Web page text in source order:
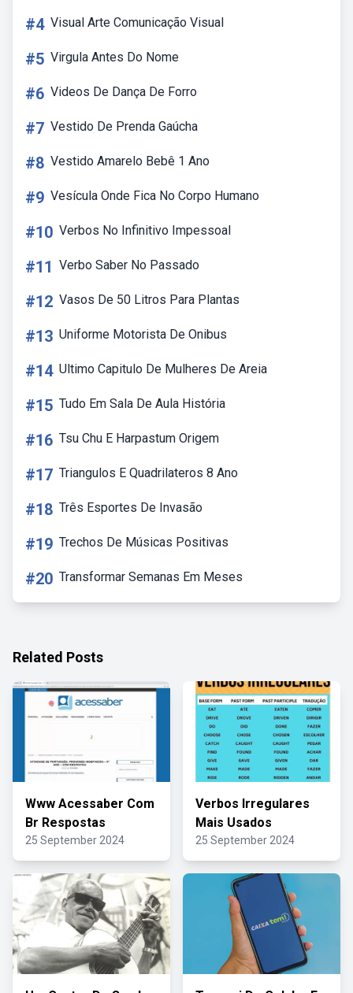
#4 Visual Arte Comunicação Visual
#5 Virgula Antes Do Nome
#6 Videos De Dança De Forro
#7 Vestido De Prenda Gaúcha
#8 Vestido Amarelo Bebê 1 Ano
#9 Vesícula Onde Fica No Corpo Humano
#10 Verbos No Infinitivo Impessoal
#11 Verbo Saber No Passado
#12 Vasos De 50 Litros Para Plantas
#13 Uniforme Motorista De Onibus
#14 Ultimo Capitulo De Mulheres De Areia
#15 Tudo Em Sala De Aula História
#16 Tsu Chu E Harpastum Origem
#17 Triangulos E Quadrilateros 8 Ano
#18 Três Esportes De Invasão
#19 Trechos De Músicas Positivas
#20 Transformar Semanas Em Meses
Related Posts
Www Acessaber Com
Br Respostas
25 September 2024
Verbos Irregulares
Mais Usados
25 September 2024